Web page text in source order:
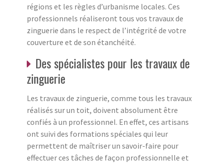
régions et les règles d’urbanisme locales. Ces
professionnels réaliseront tous vos travaux de
zinguerie dans le respect de l’intégrité de votre
couverture et de son étanchéité.
Des spécialistes pour les travaux de
zinguerie
Les travaux de zinguerie, comme tous les travaux
réalisés sur un toit, doivent absolument être
confiés à un professionnel. En effet, ces artisans
ont suivi des formations spéciales qui leur
permettent de maîtriser un savoir-faire pour
effectuer ces tâches de façon professionnelle et